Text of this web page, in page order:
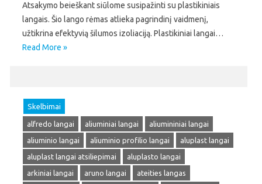
Atsakymo beieškant siūlome susipažinti su plastikiniais
langais. Šio lango rėmas atlieka pagrindinį vaidmenį,
užtikrina efektyvią šilumos izoliaciją. Plastikiniai langai…
Read More »
Skelbimai
alfredo langai aliuminiai langai
aliumininiai langai
aliuminio langai
aliuminio profilio langai
aluplast langai
aluplast langai atsiliepimai
aluplasto langai
arkiniai langai
aruno langai
ateities langas